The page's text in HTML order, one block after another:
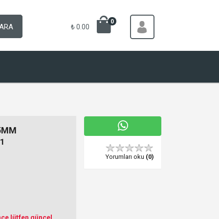
₺ 0.00
0
lütfen güncel
Yorumları oku (0)